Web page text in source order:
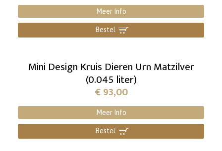
Meer Info
Bestel ]
Mini Design Kruis Dieren Urn Matzilver
(0.045 liter)
€93,00
Meer Info
Bestel ]